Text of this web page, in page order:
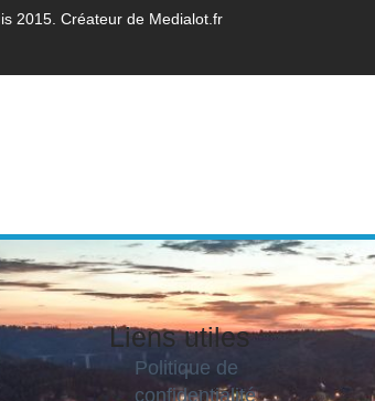
2015. Créateur de Medialot.fr
Liens utiles
Politique de
confidentialité